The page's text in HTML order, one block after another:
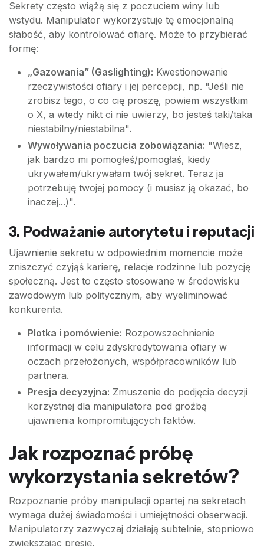
Sekrety często wiążą się z poczuciem winy lub
wstydu. Manipulator wykorzystuje tę emocjonalną
słabość, aby kontrolować ofiarę. Może to przybierać
formę:
„Gazowania” (Gaslighting): Kwestionowanie
rzeczywistości ofiary i jej percepcji, np. "Jeśli nie
zrobisz tego, o co cię proszę, powiem wszystkim
o X, a wtedy nikt ci nie uwierzy, bo jesteś taki/taka
niestabilny/niestabilna".
Wywoływania poczucia zobowiązania: "Wiesz,
jak bardzo mi pomogłeś/pomogłaś, kiedy
ukrywałem/ukrywałam twój sekret. Teraz ja
potrzebuję twojej pomocy (i musisz ją okazać, bo
inaczej...)".
3. Podważanie autorytetu i reputacji
Ujawnienie sekretu w odpowiednim momencie może
zniszczyć czyjąś karierę, relacje rodzinne lub pozycję
społeczną. Jest to często stosowane w środowisku
zawodowym lub politycznym, aby wyeliminować
konkurenta.
Plotka i pomówienie: Rozpowszechnienie
informacji w celu zdyskredytowania ofiary w
oczach przełożonych, współpracowników lub
partnera.
Presja decyzyjna: Zmuszenie do podjęcia decyzji
korzystnej dla manipulatora pod groźbą
ujawnienia kompromitujących faktów.
Jak rozpoznać próbę
wykorzystania sekretów?
Rozpoznanie próby manipulacji opartej na sekretach
wymaga dużej świadomości i umiejętności obserwacji.
Manipulatorzy zazwyczaj działają subtelnie, stopniowo
zwiększając presję.